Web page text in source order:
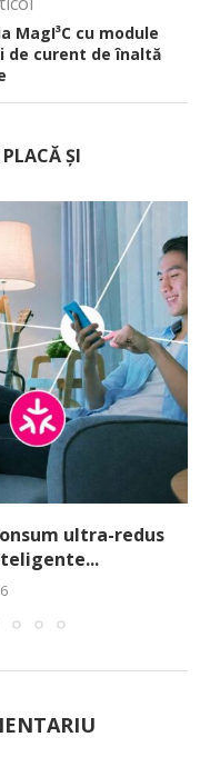
MagI³C cu module
de curent de înaltă
ȘI
ultra-redus